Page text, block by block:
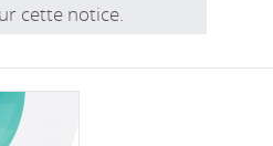
cette notice.